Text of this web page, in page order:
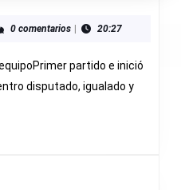
C.
DENIA
0 comentarios | 20:27
partido e inició
disputado, igualado y